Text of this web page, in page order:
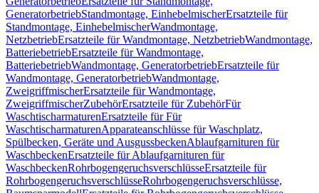
GeneratorbetriebStandmontage, EinhebelmischerErsatzteile für
Standmontage, EinhebelmischerWandmontage,
NetzbetriebErsatzteile für Wandmontage, NetzbetriebWandmontage,
BatteriebetriebErsatzteile für Wandmontage,
BatteriebetriebWandmontage, GeneratorbetriebErsatzteile für
Wandmontage, GeneratorbetriebWandmontage,
ZweigriffmischerErsatzteile für Wandmontage,
ZweigriffmischerZubehörErsatzteile für ZubehörFür
WaschtischarmaturenErsatzteile für Für
WaschtischarmaturenApparateanschlüsse für Waschplatz,
Spülbecken, Geräte und AusgussbeckenAblaufgarnituren für
WaschbeckenErsatzteile für Ablaufgarnituren für
WaschbeckenRohrbogengeruchsverschlüsseErsatzteile für
RohrbogengeruchsverschlüsseRohrbogengeruchsverschlüsse,